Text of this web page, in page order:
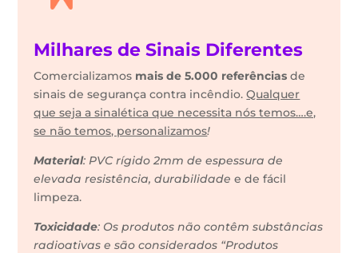
Milhares de Sinais Diferentes
Comercializamos mais de 5.000 referências de
sinais de segurança contra incêndio.Qualquer
que seja a sinalética que necessita nós temos….e,
se não temos, personalizamos!
Material: PVC rígido 2mm de espessura de
elevada resistência, durabilidadee de fácil
limpeza.
Toxicidade: Os produtos não contêm substâncias
radioativas e são considerados “Produtos